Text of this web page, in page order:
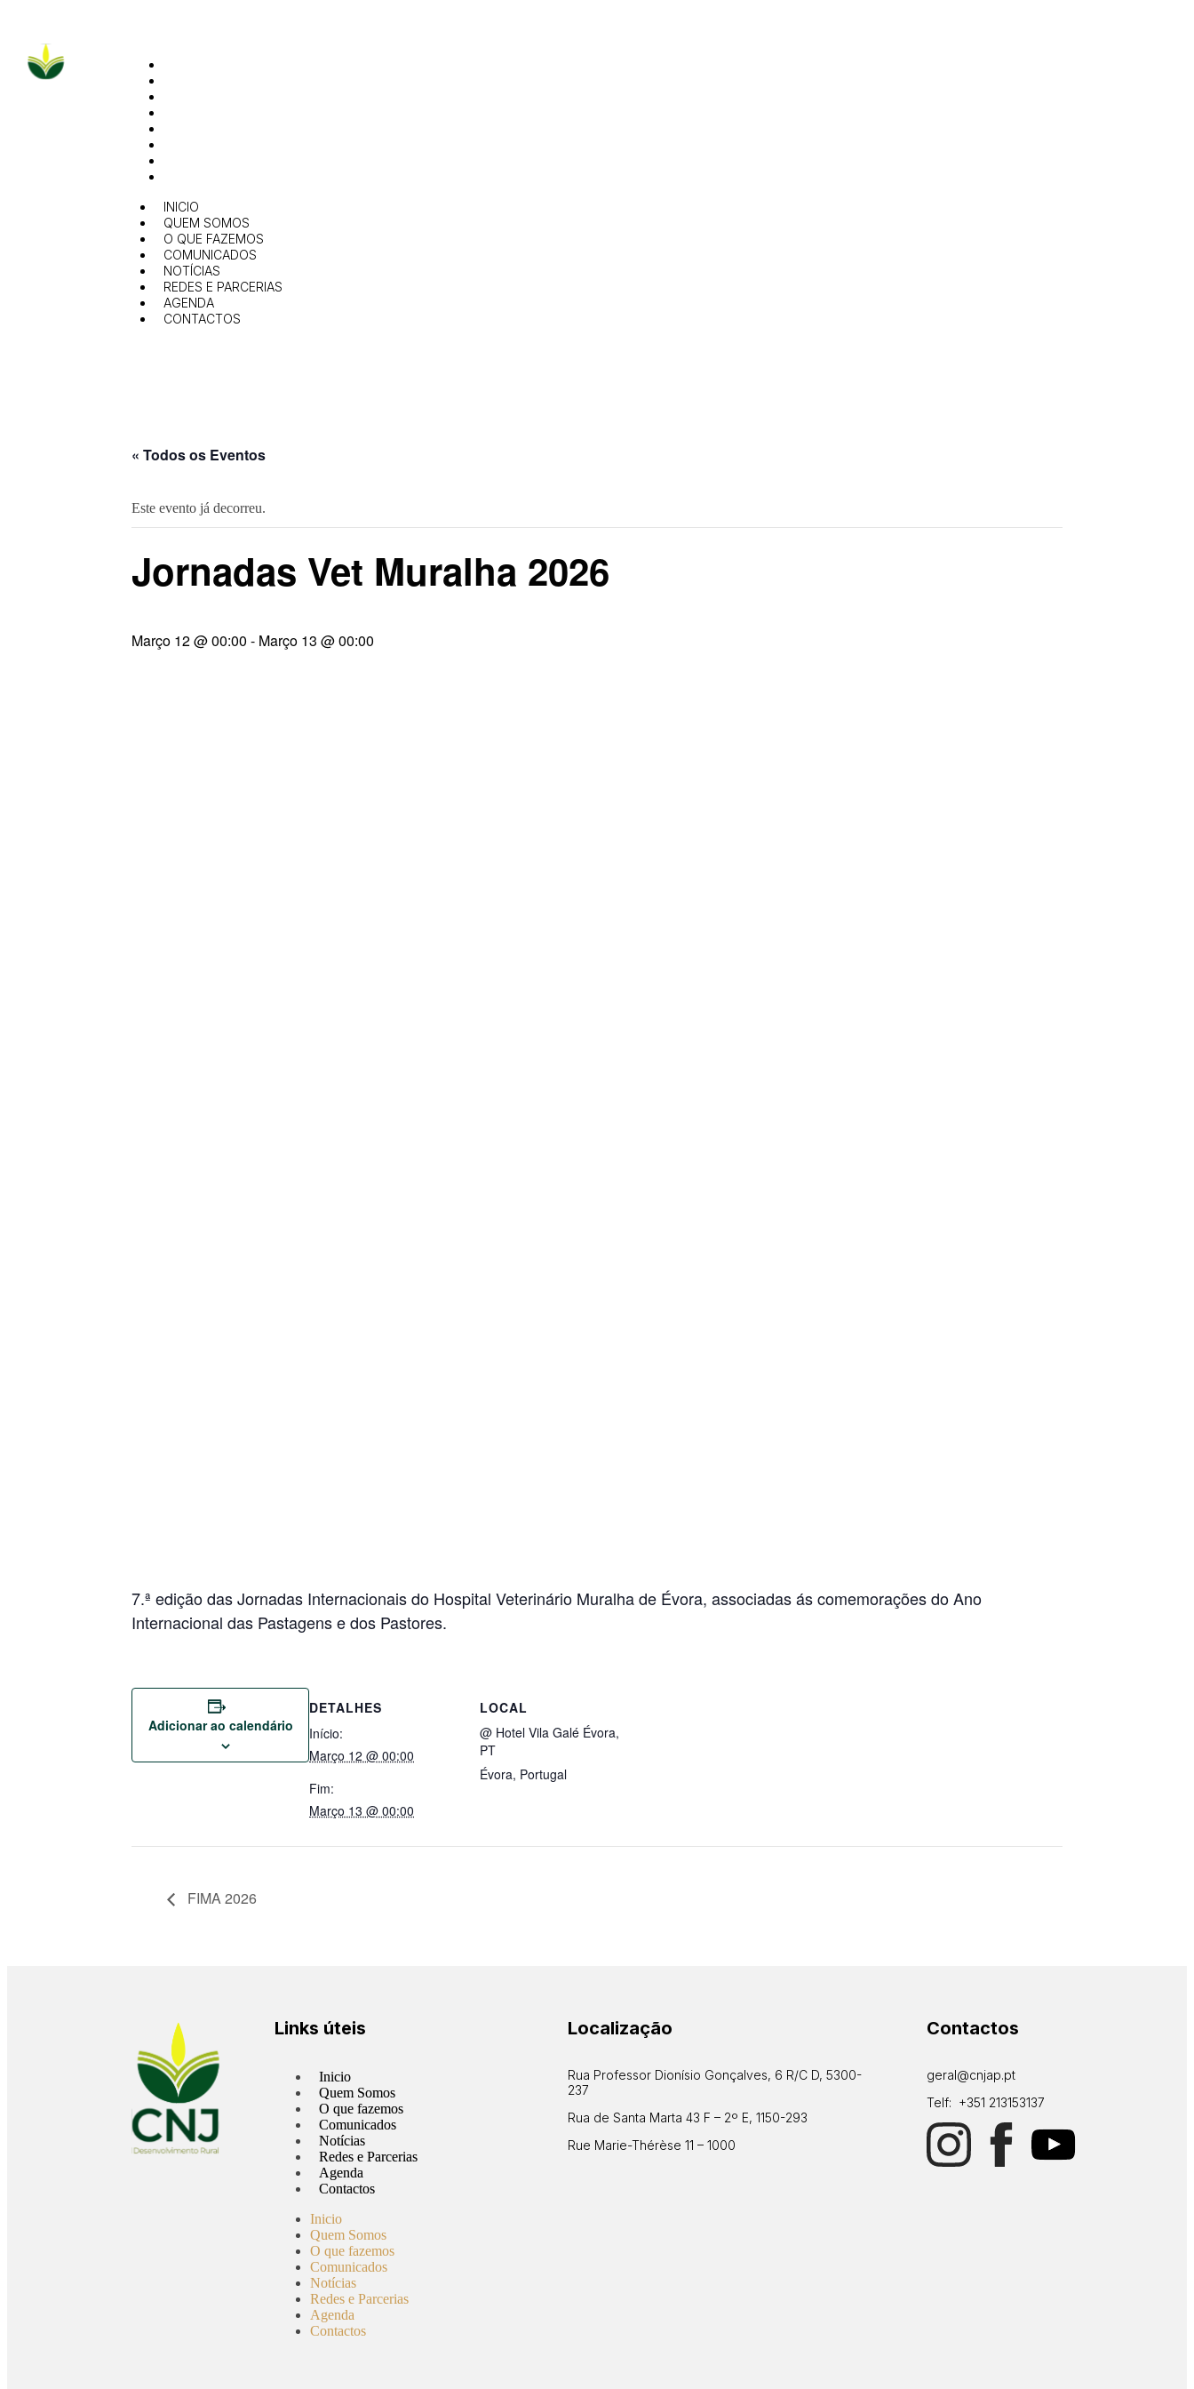
INICIO
QUEM SOMOS
O QUE FAZEMOS
COMUNICADOS
NOTÍCIAS
REDES E PARCERIAS
AGENDA
CONTACTOS
« Todos os Eventos
Este evento já decorreu.
Jornadas Vet Muralha 2026
Março 12 @ 00:00 - Março 13 @ 00:00
7.ª edição das Jornadas Internacionais do Hospital Veterinário Muralha de Évora, associadas ás comemorações do Ano
Internacional das Pastagens e dos Pastores.
Adicionar ao calendário
DETALHES
Início:
Março 12 @ 00:00
Fim:
Março 13 @ 00:00
LOCAL
@ Hotel Vila Galé Évora,
PT
Évora, Portugal
FIMA 2026
Links úteis
Inicio
Quem Somos
O que fazemos
Comunicados
Notícias
Redes e Parcerias
Agenda
Contactos
Inicio
Quem Somos
O que fazemos
Comunicados
Notícias
Redes e Parcerias
Agenda
Contactos
Localização
Rua Professor Dionísio Gonçalves, 6 R/C D, 5300-
237
Rua de Santa Marta 43 F – 2º E, 1150-293
Rue Marie-Thérèse 11 – 1000
Contactos
geral@cnjap.pt
Telf: +351 213153137